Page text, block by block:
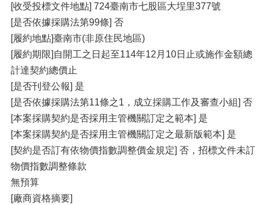
[收受投標文件地點] 724臺南市七股區大埕里377號
[是否依據採購法第99條] 否
[履約地點]臺南市(非原住民地區)
[履約期限]自開工之日起至114年12月10日止或施作金額總
計達契約總價止
[是否刊登公報] 是
[是否依據採購法第11條之1，成立採購工作及審查小組] 否
[本案採購契約是否採用主管機關訂定之範本] 是
[本案採購契約是否採用主管機關訂定之最新版範本] 是
[契約是否訂有依物價指數調整價金規定] 否，招標文件未訂
物價指數調整條款
無預算
[廠商資格摘要]